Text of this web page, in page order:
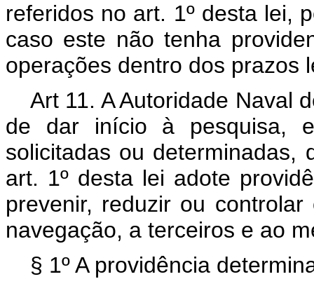
referidos no art. 1º desta lei,
caso este não tenha
operações dentro dos prazos
Art 11. A Autoridade Naval
de dar início à pesquisa,
solicitadas ou determinadas,
art. 1º desta lei adote
prevenir, reduzir ou
navegação, a terceiros e ao
§ 1º A providência